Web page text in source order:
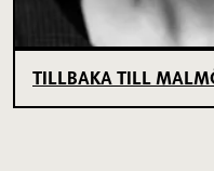
TILLBAKA TILL